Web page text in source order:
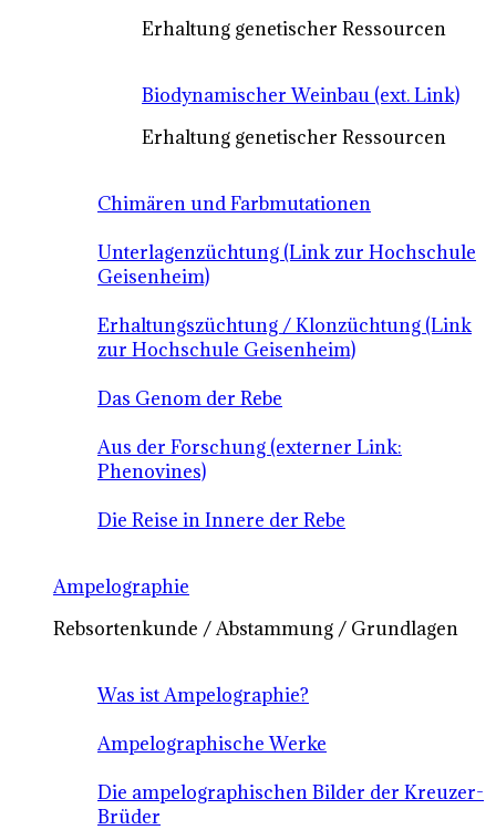
Erhaltung genetischer Ressourcen
Biodynamischer Weinbau (ext. Link)
Erhaltung genetischer Ressourcen
Chimären und Farbmutationen
Unterlagenzüchtung (Link zur Hochschule
Geisenheim)
Erhaltungszüchtung / Klonzüchtung (Link
zur Hochschule Geisenheim)
Das Genom der Rebe
Aus der Forschung (externer Link:
Phenovines)
Die Reise in Innere der Rebe
Ampelographie
Rebsortenkunde / Abstammung / Grundlagen
Was ist Ampelographie?
Ampelographische Werke
Die ampelographischen Bilder der Kreuzer-
Brüder